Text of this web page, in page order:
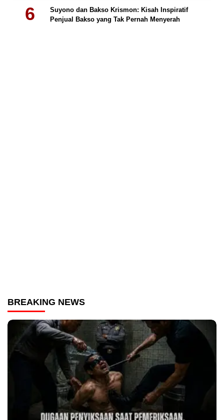
Suyono dan Bakso Krismon: Kisah Inspiratif
Penjual Bakso yang Tak Pernah Menyerah
BREAKING NEWS